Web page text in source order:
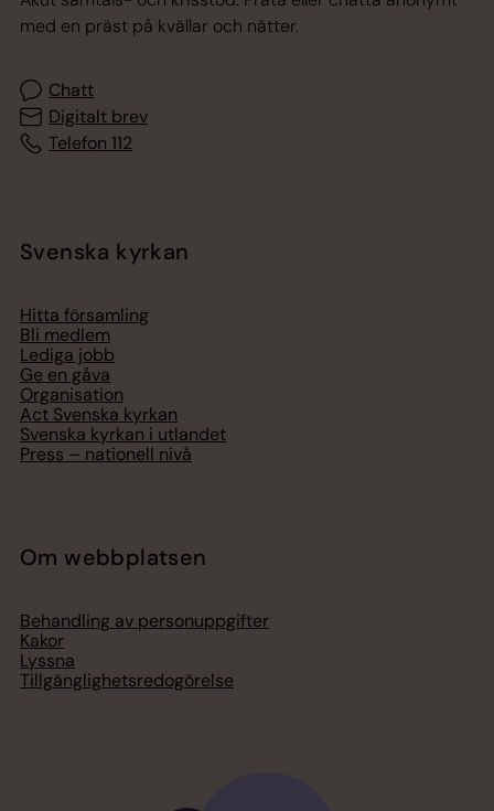
med en präst på kvällar och nätter.
Chatt
Digitalt brev
Telefon 112
Svenska kyrkan
Hitta församling
Bli medlem
Lediga jobb
Ge en gåva
Organisation
Act Svenska kyrkan
Svenska kyrkan i utlandet
Press – nationell nivå
Om webbplatsen
Behandling av personuppgifter
Kakor
Lyssna
Tillgänglighetsredogörelse